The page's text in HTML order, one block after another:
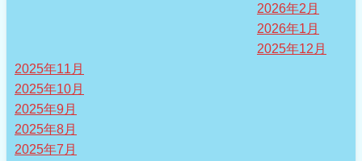
2026年2月
2026年1月
2025年12月
2025年11月
2025年10月
2025年9月
2025年8月
2025年7月